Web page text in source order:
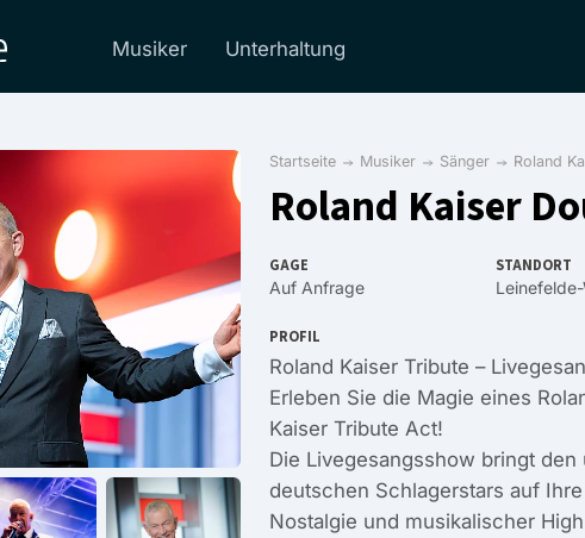
Musiker Unterhaltung
Startseite Musiker Sänger Roland
Roland Kaiser
GAGE
Auf Anfrage
STANDORT
PROFIL
Roland Kaiser Tribute –
Erleben Sie die Magie eines
Kaiser Tribute Act!
Die Livegesangsshow bringt
deutschen Schlagerstars auf
Nostalgie und musikalischer